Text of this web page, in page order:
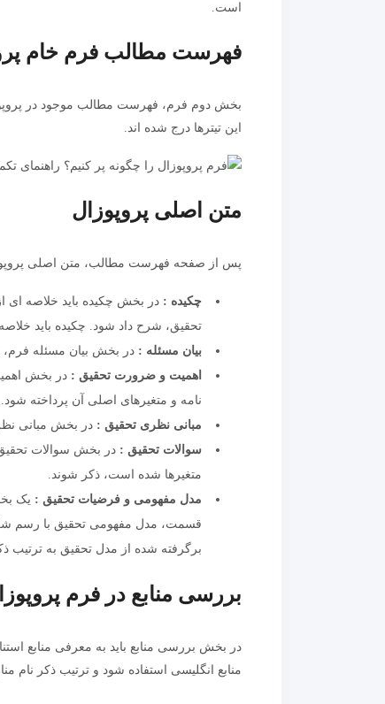
است.
فهرست مطالب فرم خام
بخش دوم فرم، فهرست مطالب موجود در
این تیترها درج شده اند.
متن اصلی پروپوزال
پس از صفحه فهرست مطالب، متن اصلی
چکیده : در بخش چکیده باید خلاصه ای
تحقیق، شرح داد شود. چکیده باید
بیان مسئله : در بخش بیان مسئله
اهمیت و ضرورت تحقیق : در بخش
نامه و متغیرهای اصلی آن پرداخته شود.
مبانی نظری تحقیق : در بخش مبانی
سوالات تحقیق : در بخش سوالات
متغیرها شده است، ذکر شوند.
مدل مفهومی و فرضیات تحقیق : یک
قسمت، مدل مفهومی تحقیق با رسم
برگرفته شده از مدل تحقیق به ترتیب
بررسی منابع در فرم
در بخش بررسی منابع باید به معرفی منابع
منابع انگلیسی استفاده شود و ترتیب ذکر نام